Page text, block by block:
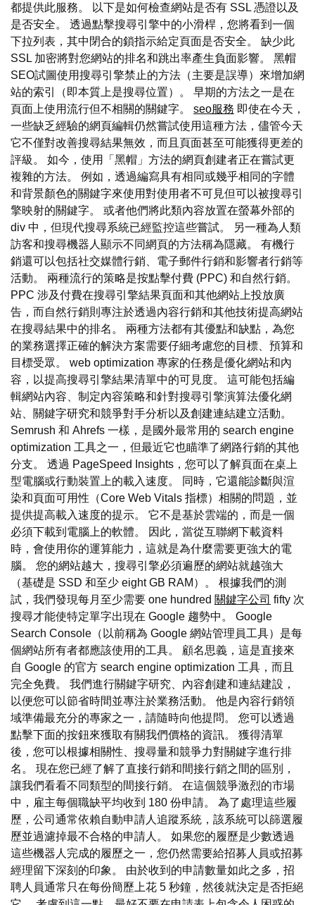
都提供此服務。 以下是如何檢查網站是否有 SSL 憑證以及
是否安全。 透過點擊搜尋引擎中的小滑桿，您將看到一個
下拉列表，其中閉合的鎖指示給定頁面是否安全。 缺少此
SSL 加密將對您網站的排名和跳出率產生負面影響。 黑帽
SEO試圖使用搜尋引擎禁止的方法（主要是誤導）來增加網
站的索引（即本質上是搜尋位置）。 早期的方法之一是在
頁面上使用流行但不相關的關鍵字。 seo服務 即使在今天，
一些缺乏經驗的網頁編輯仍然嘗試使用這種方法，儘管今天
它不僅對改善搜尋結果無效，而且頁面甚至可能獲得更差的
評級。 如今，使用「黑帽」方法的網頁創建者正在嘗試更
複雜的方法。 例如，透過編寫具有相同或幾乎相同的字體
和背景顏色的關鍵字來使用對使用者不可見但可以被搜尋引
擎映射的關鍵字。 或者他們將此類內容放置在螢幕外部的
div 中，但現代搜尋系統已經監控這些嘗試。 另一種為人類
訪客和搜尋機器人顯示不同網頁的方法稱為隱藏。 有機行
銷還可以包括社交媒體行銷、電子郵件行銷和影響者行銷等
活動。 兩種流行的策略是按點擊付費 (PPC) 和自然行銷。
PPC 涉及付費在搜尋引擎結果頁面和其他網站上投放廣
告，而自然行銷則專注於透過內容行銷和其他技術提高網站
在搜尋結果中的排名。 兩種方法都有其優點和缺點，為您
的業務選擇正確的解決方案需要仔細考慮您的目標、預算和
目標受眾。 web optimization 專家的任務是優化網站和內
容，以提高搜尋引擎結果清單中的可見度。 這可能包括編
輯網站內容、制定內容策略和針對搜尋引擎演算法優化網
站、關鍵字研究和競爭對手分析以及創建連結建立活動。
Semrush 和 Ahrefs 一樣，是國外最常用的 search engine
optimization 工具之一，但最近它也瞄準了網路行銷的其他
分支。 透過 PageSpeed Insights，您可以了解頁面在桌上
型電腦或行動裝置上的載入速度。 同時，它還能診斷與渲
染和頁面可用性（Core Web Vitals 指標）相關的問題，並
提供提高載入速度的提示。 它不是基於雲端的，而是一個
必須下載到電腦上的軟體。 因此，當從互聯網下載資料
時，會使用你的運算能力，這就是為什麼需要更強大的電
腦。 您的網站越大，搜尋引擎必須遍歷的網站就越強大
（基礎是 SSD 和至少 eight GB RAM）。 根據我們的測
試，我們發現每月至少需要 one hundred 關鍵字公司 fifty 次
搜尋才能使特定單字出現在 Google 趨勢中。 Google
Search Console（以前稱為 Google 網站管理員工具）是每
個網站所有者都應該使用的工具。 顧名思義，這是直接來
自 Google 的官方 search engine optimization 工具，而且
完全免費。 我們進行關鍵字研究、內容創建和連結建設，
以便您可以節省時間並專注於業務活動。 他是內容行銷領
域準備最充分的專家之一，請隨時向他提問。 您可以透過
點擊下面的按鈕來獲取有關我們價格的資訊。 獲得清單
後，您可以根據相關性、搜尋量和競爭力對關鍵字進行排
名。 現在您已經了解了直接行銷和間接行銷之間的區別，
讓我們看看不同類型的間接行銷。 在這個競爭激烈的市場
中，雇主每個職缺平均收到 180 份申請。 為了處理這些履
歷，公司通常依賴自動申請人追蹤系統，該系統可以篩選履
歷並過濾掉最不合格的申請人。 如果您的履歷是少數透過
這些機器人完成的履歷之一，您仍然需要給招募人員或招募
經理留下深刻的印象。 由於收到的申請數量如此之多，招
聘人員通常只在每份簡歷上花 5 秒鐘，然後就決定是否拒絕